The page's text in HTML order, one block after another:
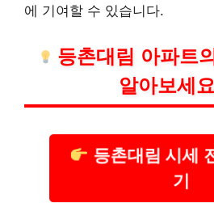
에 기여할 수 있습니다.
등촌대림 아파트
알아보세
등촌대림 시세
기